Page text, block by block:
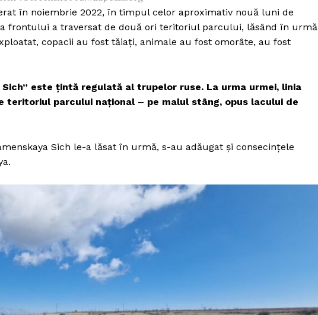
în noiembrie 2022, în timpul celor aproximativ nouă luni de
frontului a traversat de două ori teritoriul parcului, lăsând în urmă
copacii au fost tăiați, animale au fost omorâte, au fost
Sich” este țintă regulată al trupelor ruse. La urma urmei, linia
parcului național – pe malul stâng, opus lacului de
Sich le-a lăsat în urmă, s-au adăugat și consecințele